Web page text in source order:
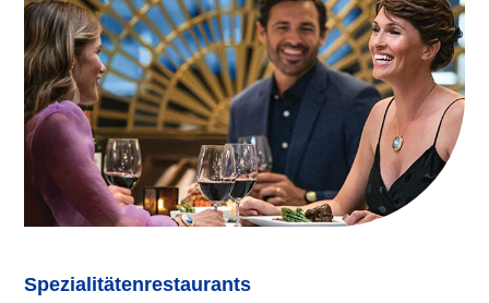
Spezialitätenrestaurants